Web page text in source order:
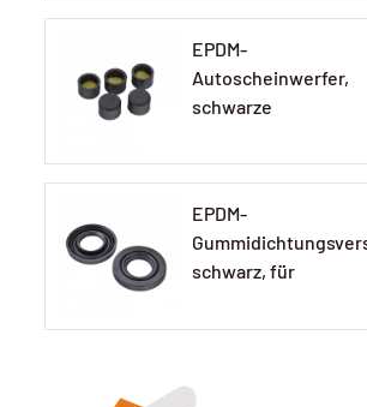
EPDM-
Autoscheinwerfer,
schwarze
EPDM-
schwarz, für